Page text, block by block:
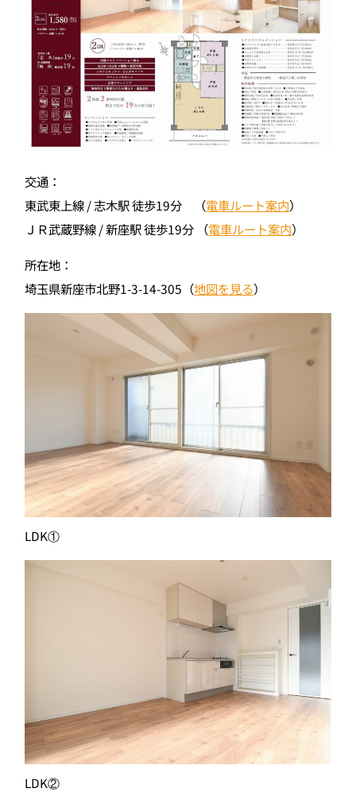
交通：
東武東上線 / 志木駅 徒歩19分 （電車ルート案内）
ＪＲ武蔵野線 / 新座駅 徒歩19分 （電車ルート案内）
所在地：
埼玉県新座市北野1-3-14-305（地図を見る）
LDK①
LDK②